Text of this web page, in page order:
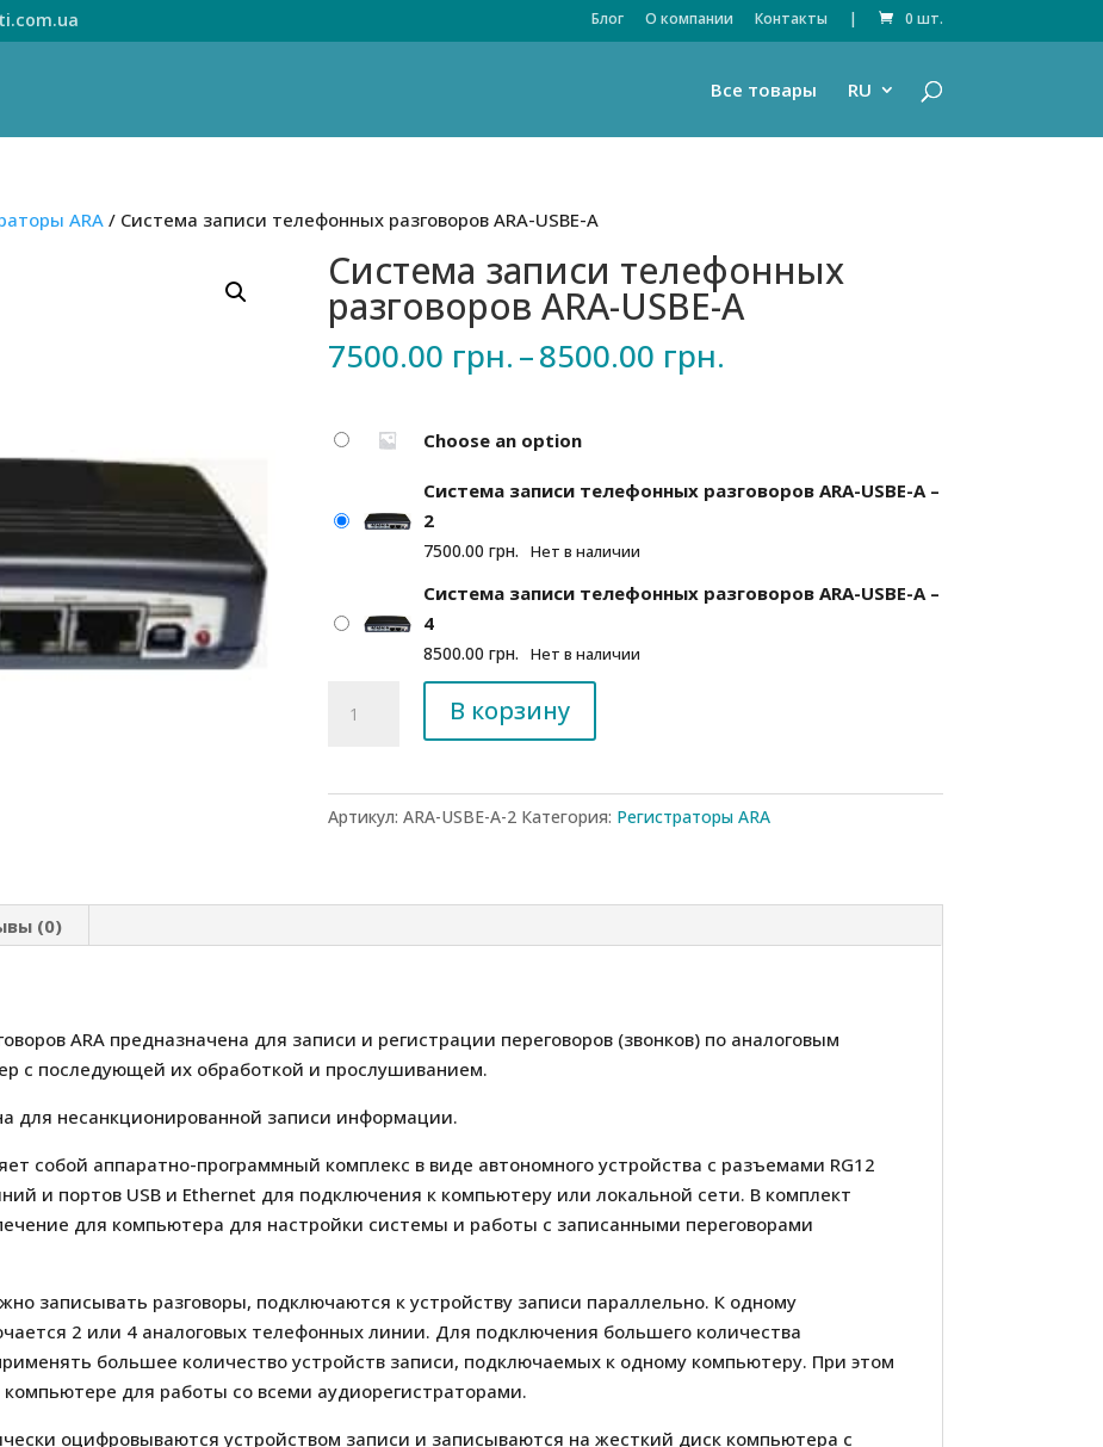
Блог О компании Контакты | 0 шт.
Все товары RU
ARA / Система записи телефонных разговоров ARA-USBE-A
Система записи телефонных
разговоров ARA-USBE-A
7500.00 грн.–8500.00 грн.
Choose an option
Система записи телефонных разговоров ARA-USBE-A –
2
7500.00 грн. Нет в наличии
Система записи телефонных разговоров ARA-USBE-A –
4
8500.00 грн. Нет в наличии
товара
телефонных
USBE-
В корзину
Артикул: ARA-USBE-A-2 Категория: Регистраторы ARA
(0)
ARA предназначена для записи и регистрации переговоров (звонков) по аналоговым
с последующей их обработкой и прослушиванием.
для несанкционированной записи информации.
собой аппаратно-программный комплекс в виде автономного устройства с разъемами RG12
и портов USB и Ethernet для подключения к компьютеру или локальной сети. В комплект
для компьютера для настройки системы и работы с записанными переговорами
записывать разговоры, подключаются к устройству записи параллельно. К одному
2 или 4 аналоговых телефонных линии. Для подключения большего количества
большее количество устройств записи, подключаемых к одному компьютеру. При этом
для работы со всеми аудиорегистраторами.
оцифровываются устройством записи и записываются на жесткий диск компьютера с